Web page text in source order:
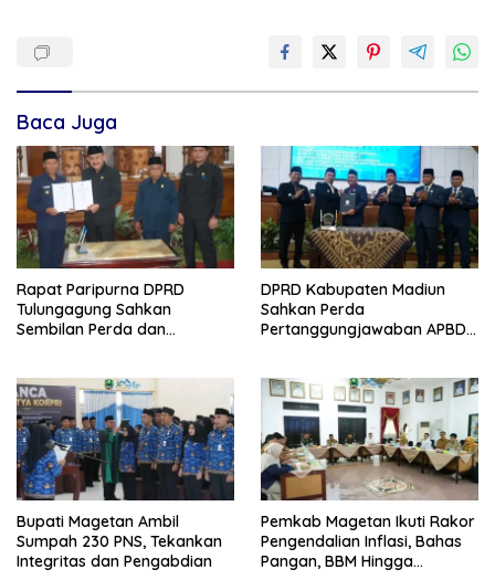
Baca Juga
Rapat Paripurna DPRD
Tulungagung Sahkan
Sembilan Perda dan
DPRD Kabupaten Madiun
Sahkan Perda
Pertanggungjawaban APBD
Bupati Magetan Ambil
Sumpah 230 PNS, Tekankan
Integritas dan Pengabdian
Pemkab Magetan Ikuti Rakor
Pengendalian Inflasi, Bahas
Pangan, BBM Hingga